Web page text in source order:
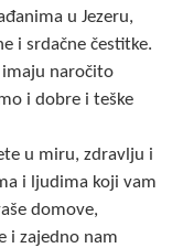
језеро
u Jezeru,
i srdačne čestitke.
naročito
i dobre i teške
u miru, zdravlju i
i ljudima koji vam
domove,
i zajedno nam